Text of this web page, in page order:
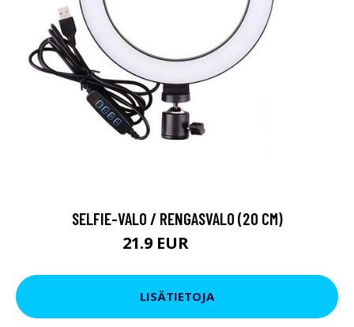
SELFIE-VALO / RENGASVALO (20 CM)
21.9 EUR
LISÄTIETOJA